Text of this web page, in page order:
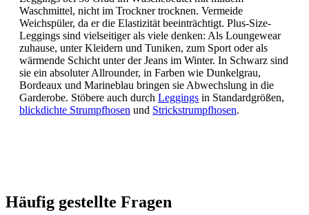
Waschmittel, nicht im Trockner trocknen. Vermeide
Weichspüler, da er die Elastizität beeinträchtigt. Plus-Size-
Leggings sind vielseitiger als viele denken: Als Loungewear
zuhause, unter Kleidern und Tuniken, zum Sport oder als
wärmende Schicht unter der Jeans im Winter. In Schwarz sind
sie ein absoluter Allrounder, in Farben wie Dunkelgrau,
Bordeaux und Marineblau bringen sie Abwechslung in die
Garderobe. Stöbere auch durch Leggings in Standardgrößen,
blickdichte Strumpfhosen und Strickstrumpfhosen.
Häufig gestellte Fragen